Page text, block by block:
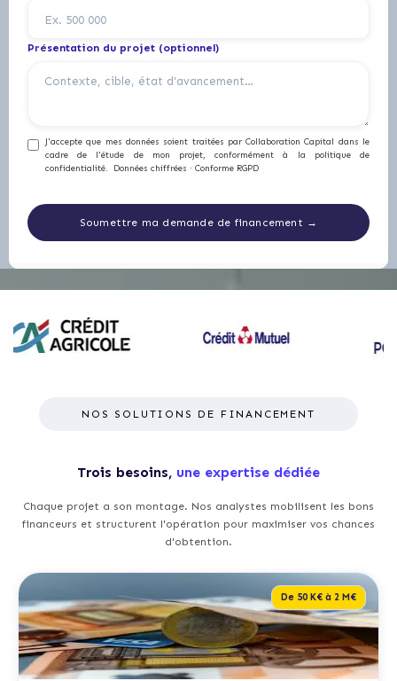
Présentation du projet (optionnel)
J'accepte que mes données soient traitées par Collaboration Capital dans le
cadre de l'étude de mon projet, conformément à la politique de
confidentialité. Données chiffrées · Conforme RGPD
NOS SOLUTIONS DE FINANCEMENT
Trois besoins, une expertise dédiée
Chaque projet a son montage. Nos analystes mobilisent les bons
financeurs et structurent l'opération pour maximiser vos chances
d'obtention.
De 50 K€ à 2 M€